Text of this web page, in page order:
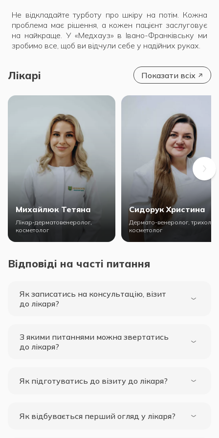
Не відкладайте турботу про шкіру на потім. Кожна
проблема має рішення, а кожен пацієнт заслуговує
на найкраще. У «Медхауз» в Івано-Франківську ми
зробимо все, щоб ви відчули себе у надійних руках.
Лікарі Показати всіх
Михайлюк Тетяна
Лікар-дерматовенеролог,
косметолог
Сидорук Христина
Дермато-венеролог, трихолог,
косметолог
Відповіді на часті питання
Як записатись на консультацію, візит
до лікаря?
З якими питаннями можна звертатись
до лікаря?
Як підготуватись до візиту до лікаря?
Як відбувається перший огляд у лікаря?